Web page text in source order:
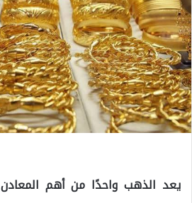
يعد الذهب واحدًا من أهم